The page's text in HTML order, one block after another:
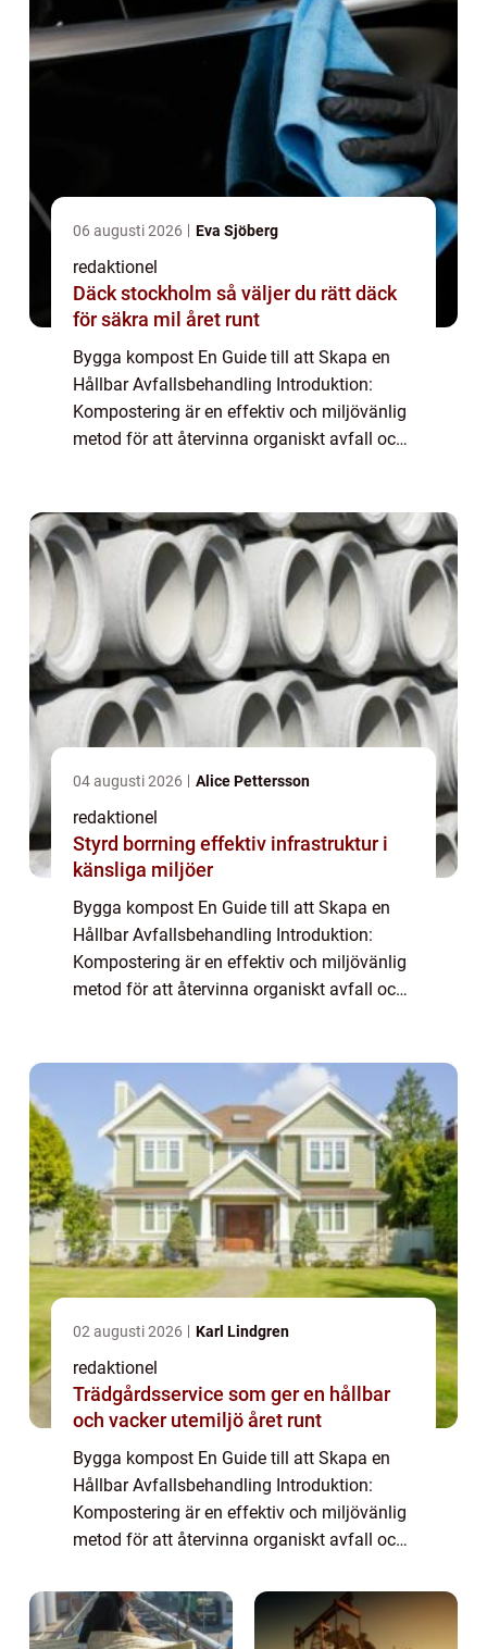
06 augusti 2026 Eva Sjöberg
redaktionel
Däck stockholm så väljer du rätt däck
för säkra mil året runt
Bygga kompost En Guide till att Skapa en
Hållbar Avfallsbehandling Introduktion:
Kompostering är en effektiv och miljövänlig
metod för att återvinna organiskt avfall och
04 augusti 2026 Alice Pettersson
redaktionel
Styrd borrning effektiv infrastruktur i
känsliga miljöer
Bygga kompost En Guide till att Skapa en
Hållbar Avfallsbehandling Introduktion:
Kompostering är en effektiv och miljövänlig
metod för att återvinna organiskt avfall och
02 augusti 2026 Karl Lindgren
redaktionel
Trädgårdsservice som ger en hållbar
och vacker utemiljö året runt
Bygga kompost En Guide till att Skapa en
Hållbar Avfallsbehandling Introduktion:
Kompostering är en effektiv och miljövänlig
metod för att återvinna organiskt avfall och
kommer vi att ge en grundlig översikt...